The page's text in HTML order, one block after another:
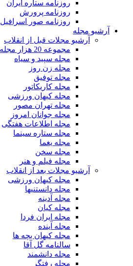
روزنامه ستاره ایران
روزنامه پرورش
روزنامه صور اسرافیل
آرشیو مجله
آرشیو مجلات قبل از انقلاب
مجموعه 20 هزار مجله قدیمی
مجله سپید و سیاه
مجله زن روز
مجله توفیق
مجله کاریکاتور
مجله کیهان ورزشی
مجله تهران مصور
مجله جوانان امروز
مجله اطلاعات هفتگی
مجله ستاره سینما
مجله یغما
مجله سخن
مجله فیلم و هنر
آرشیو مجلات بعد از انقلاب
مجله کیهان ورزشی
مجله دانستنیها
مجله آدینه
مجله کیان
مجله ایران فردا
مجله آینده
مجله کیهان بچه ها
سالنامه گل آقا
مجله دانشمند
مجله رفتگر